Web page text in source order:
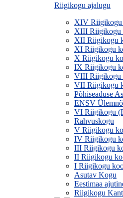
Riigikogu ajalugu
XIV Riigikogu
XIII Riigikogu
XII Riigikogu
XI Riigikogu
X Riigikogu
IX Riigikogu
VIII Riigikogu
VII Riigikogu
Põhiseaduse
ENSV
VI Riigikogu
Rahvuskogu
V Riigikogu
IV Riigikogu
III Riigikogu
II Riigikogu
I Riigikogu
Asutav Kogu
Eestimaa
Riigikogu